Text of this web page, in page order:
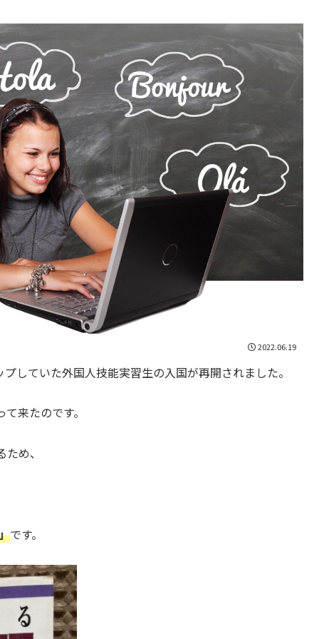
2022.06.19
していた外国人技能実習生の入国が再開されました。
来たのです。
め、
です。